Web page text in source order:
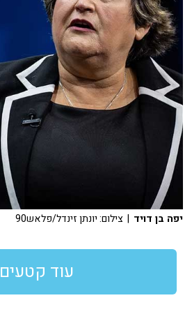
יפה בן דויד | צילום: יונתן זינדל/פלאש90
עוד קטעים